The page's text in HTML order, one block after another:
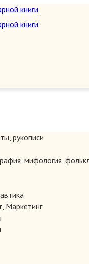
рукописи
мифология,
Маркетинг